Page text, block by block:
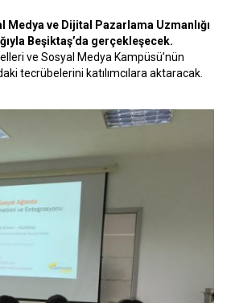
Medya ve Dijital Pazarlama Uzmanlığı
Beşiktaş’da gerçekleşecek.
ve Sosyal Medya Kampüsü’nün
tecrübelerini katılımcılara aktaracak.